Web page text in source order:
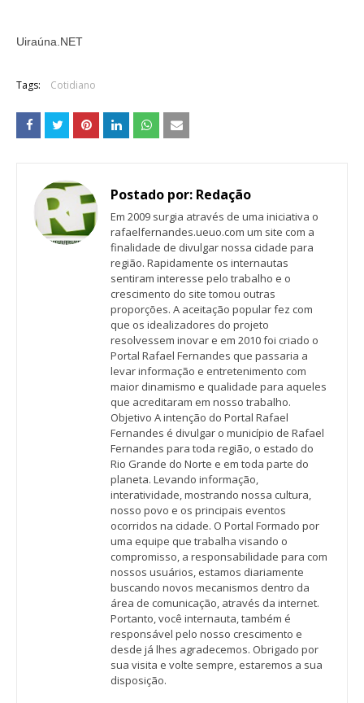
Uiraúna.NET
Tags: Cotidiano
Postado por: Redação
Em 2009 surgia através de uma iniciativa o
rafaelfernandes.ueuo.com um site com a
finalidade de divulgar nossa cidade para
região. Rapidamente os internautas
sentiram interesse pelo trabalho e o
crescimento do site tomou outras
proporções. A aceitação popular fez com
que os idealizadores do projeto
resolvessem inovar e em 2010 foi criado o
Portal Rafael Fernandes que passaria a
levar informação e entretenimento com
maior dinamismo e qualidade para aqueles
que acreditaram em nosso trabalho.
Objetivo A intenção do Portal Rafael
Fernandes é divulgar o município de Rafael
Fernandes para toda região, o estado do
Rio Grande do Norte e em toda parte do
planeta. Levando informação,
interatividade, mostrando nossa cultura,
nosso povo e os principais eventos
ocorridos na cidade. O Portal Formado por
uma equipe que trabalha visando o
compromisso, a responsabilidade para com
nossos usuários, estamos diariamente
buscando novos mecanismos dentro da
área de comunicação, através da internet.
Portanto, você internauta, também é
responsável pelo nosso crescimento e
desde já lhes agradecemos. Obrigado por
sua visita e volte sempre, estaremos a sua
disposição.